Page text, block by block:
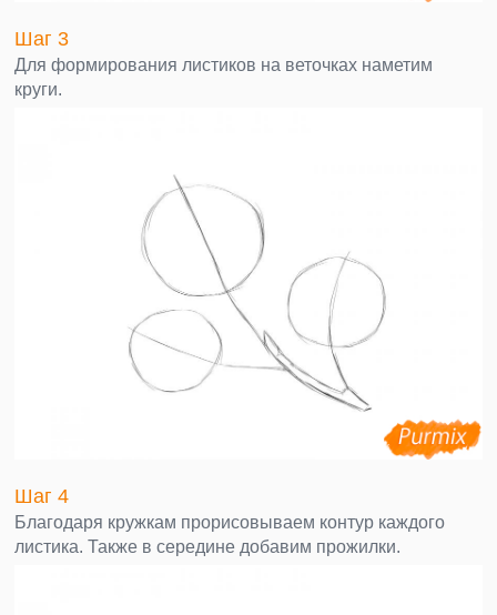
Шаг 3
Для формирования листиков на веточках наметим
круги.
Шаг 4
Благодаря кружкам прорисовываем контур каждого
листика. Также в середине добавим прожилки.